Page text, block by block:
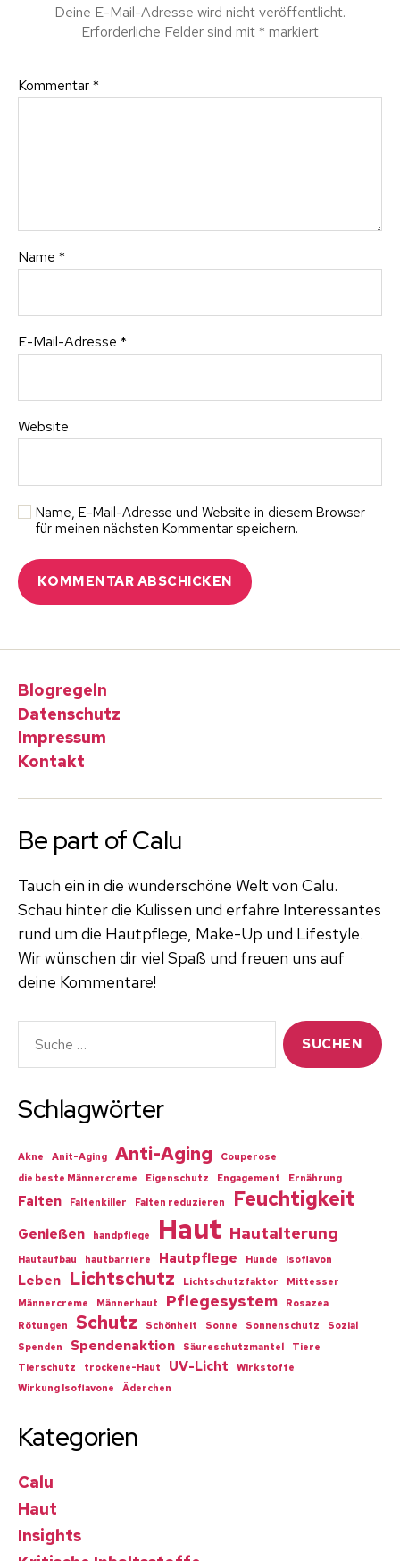
Deine E-Mail-Adresse wird nicht veröffentlicht.
Erforderliche Felder sind mit* markiert
Kommentar*
Name *
E-Mail-Adresse *
Website
Name, E-Mail-Adresse und Website in diesem Browser
für meinen nächsten Kommentar speichern.
Blogregeln
Datenschutz
Impressum
Kontakt
Be part of Calu
Tauch ein in die wunderschöne Welt von Calu.
Schau hinter die Kulissen und erfahre Interessantes
rund um die Hautpflege, Make-Up und Lifestyle.
Wir wünschen dir viel Spaß und freuen uns auf
deine Kommentare!
nach:
Schlagwörter
Akne Anit-Aging Anti-Aging
Couperose
die beste Männercreme
Eigenschutz Engagement Ernährung
Falten Faltenkiller Falten reduzieren Feuchtigkeit
Genießen handpflege Haut Hautalterung
Hautaufbau hautbarriere Hautpflege Hunde Isoflavon
Leben Lichtschutz Lichtschutzfaktor
Mittesser
Männercreme
Männerhaut Pflegesystem
Rosazea
Rötungen
Schutz Schönheit Sonne Sonnenschutz
Sozial
Spenden
Spendenaktion Säureschutzmantel
Tiere
Tierschutz
trockene-Haut UV-Licht
Wirkstoffe
Wirkung Isoflavone
Äderchen
Kategorien
Calu
Haut
Insights